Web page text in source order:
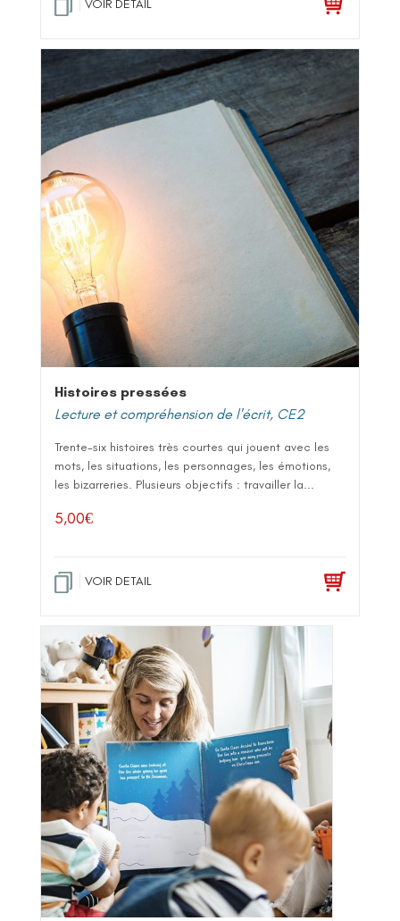
VOIR DETAIL
Histoires pressées
Lecture et compréhension de l'écrit, CE2
Trente-six histoires très courtes qui jouent avec les
mots, les situations, les personnages, les émotions,
les bizarreries. Plusieurs objectifs : travailler la...
5,00€
VOIR DETAIL